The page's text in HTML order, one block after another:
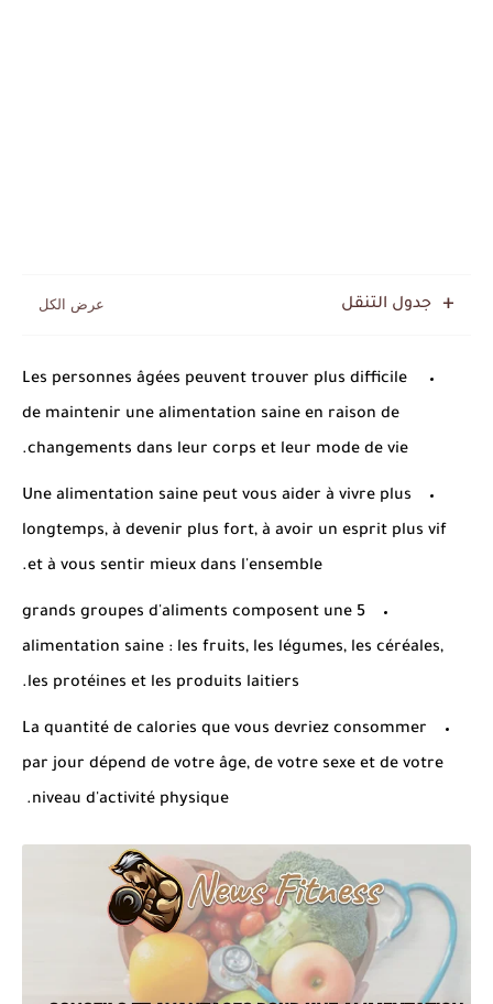
جدول التنقل
Les personnes âgées peuvent trouver plus difficile
de maintenir une alimentation saine en raison de
changements dans leur corps et leur mode de vie.
Une alimentation saine peut vous aider à vivre plus
longtemps, à devenir plus fort, à avoir un esprit plus vif
et à vous sentir mieux dans l'ensemble.
5 grands groupes d'aliments composent une
alimentation saine : les fruits, les légumes, les céréales,
les protéines et les produits laitiers.
La quantité de calories que vous devriez consommer
par jour dépend de votre âge, de votre sexe et de votre
niveau d'activité physique.